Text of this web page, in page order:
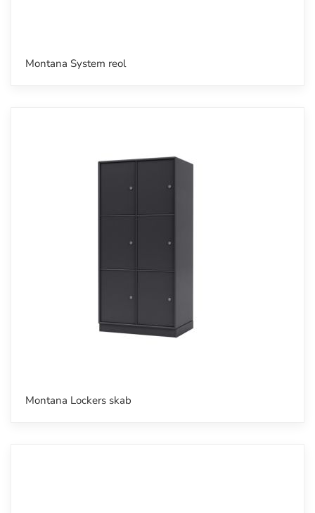
Montana System reol
Montana Lockers skab